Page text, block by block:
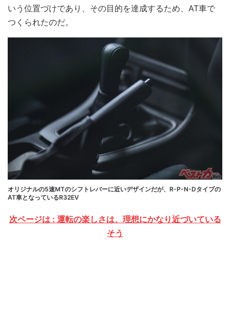
いう位置づけであり、その目的を達成するため、AT車で
つくられたのだ。
オリジナルの5速MTのシフトレバーに近いデザインだが、R-P-N-Dタイプの
AT車となっているR32EV
次ページは : 運転の楽しさは、理想にかなり近づいている
そう